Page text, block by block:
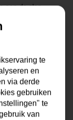
aan de slag.
0x0x0 cm
van onze
te
en
via derde
gebruiken
te
van